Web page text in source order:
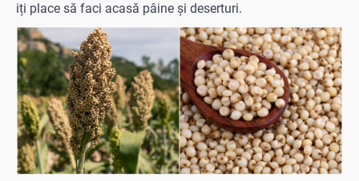
iți place să faci acasă pâine și deserturi.